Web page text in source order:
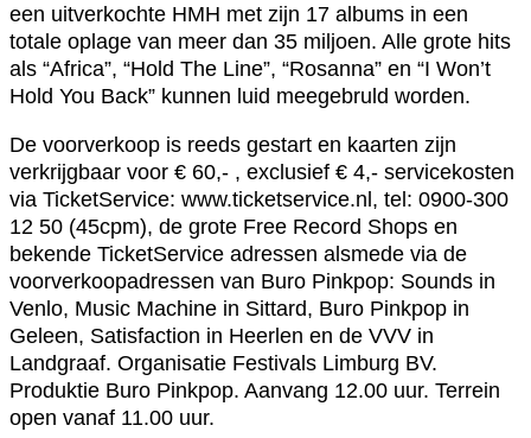
een uitverkochte HMH met zijn 17 albums in een
totale oplage van meer dan 35 miljoen. Alle grote hits
als “Africa”, “Hold The Line”, “Rosanna” en “I Won’t
Hold You Back” kunnen luid meegebruld worden.
De voorverkoop is reeds gestart en kaarten zijn
verkrijgbaar voor € 60,- , exclusief € 4,- servicekosten
via TicketService: www.ticketservice.nl, tel: 0900-300
12 50 (45cpm), de grote Free Record Shops en
bekende TicketService adressen alsmede via de
voorverkoopadressen van Buro Pinkpop: Sounds in
Venlo, Music Machine in Sittard, Buro Pinkpop in
Geleen, Satisfaction in Heerlen en de VVV in
Landgraaf. Organisatie Festivals Limburg BV.
Produktie Buro Pinkpop. Aanvang 12.00 uur. Terrein
open vanaf 11.00 uur.